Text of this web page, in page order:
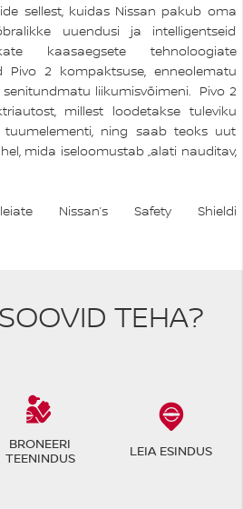
sellest, kuidas Nissan pakub oma
uuendusi ja intelligentseid
kaasaegsete tehnoloogiate
Pivo 2 kompaktsuse, enneolematu
liikumisvõimeni. Pivo 2
millest loodetakse tuleviku
tuumelementi, ning saab teoks uut
mida iseloomustab „alati nauditav,
Nissan’s Safety Shieldi
TEHA?
BRONEERI
TEENINDUS
LEIA ESINDUS